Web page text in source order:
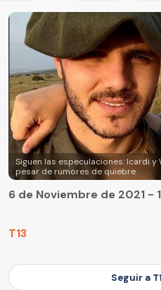
Siguen las especulaciones: Icardi
pesar de rumores de quiebre
T13
6 de Noviembre de 2021 -
Seguir a